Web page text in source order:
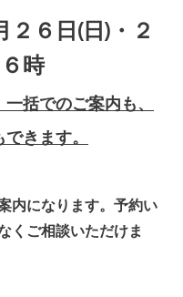
２６ 日(日)・２
時
括でのご案内も、
きます。
内になります。予約い
くご相談いただけま